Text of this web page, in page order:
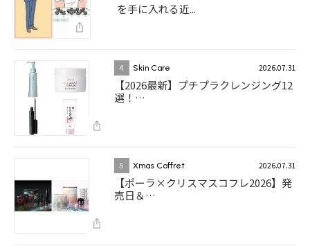
を手に入れる近...
4 Skin Care 2026.07.31
【2026最新】プチプラクレンジング12
選！…
5 Xmas Coffret 2026.07.31
【ポーラ×クリスマスコフレ2026】発
売日＆…